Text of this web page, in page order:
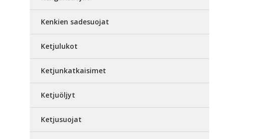
Kenkien sadesuojat
Ketjulukot
Ketjunkatkaisimet
Ketjuöljyt
Ketjusuojat